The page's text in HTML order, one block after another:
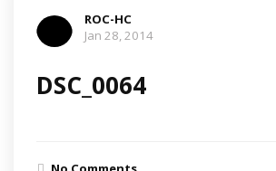
ROC-HC
Jan 28, 2014
DSC_0064